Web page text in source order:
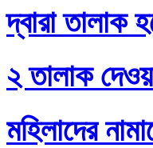
দ্বারা তালাক
২ তালাক
মহিলাদের